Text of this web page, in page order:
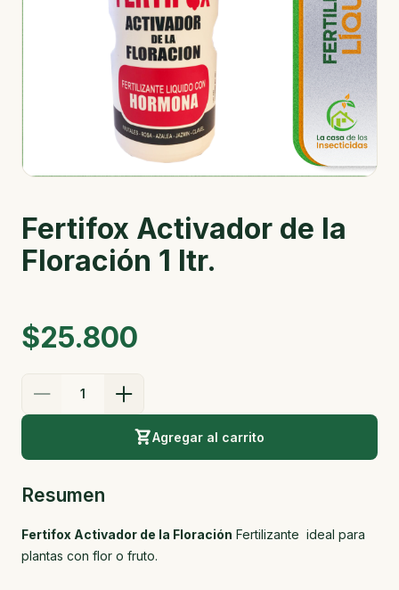
Fertifox Activador de la
Floración 1 ltr.
$25.800
1
Agregar al carrito
Resumen
Fertifox Activador de la Floración Fertilizante ideal para
plantas con flor o fruto.